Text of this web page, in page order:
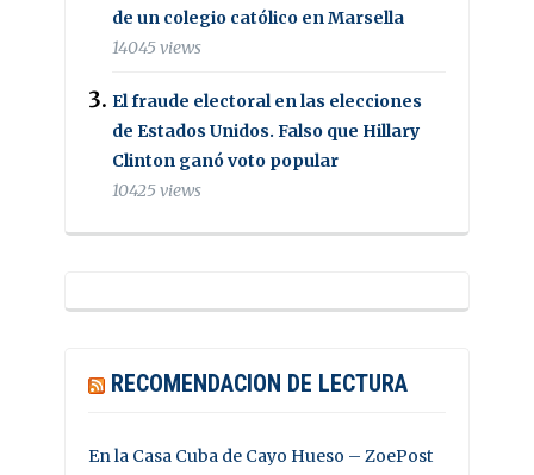
de un colegio católico en Marsella
14045 views
El fraude electoral en las elecciones
de Estados Unidos. Falso que Hillary
Clinton ganó voto popular
10425 views
RECOMENDACION DE LECTURA
En la Casa Cuba de Cayo Hueso – ZoePost